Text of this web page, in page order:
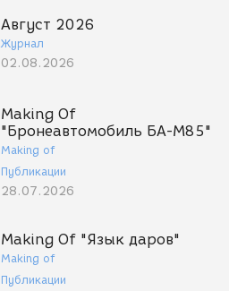
Август 2026
Журнал
02.08.2026
Making Of
"Бронеавтомобиль БА-М85"
Making of
Публикации
28.07.2026
Making Of "Язык даров"
Making of
Публикации